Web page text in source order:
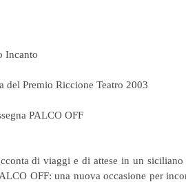
Incanto
del Premio Riccione Teatro 2003
PALCO OFF
di viaggi e di attese in un
OFF: una nuova occasione per